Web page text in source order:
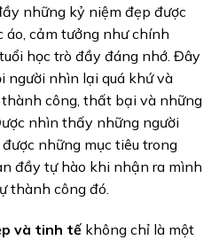
những kỷ niệm đẹp được
áo, cảm tưởng như chính
học trò đầy đáng nhớ. Đây
người nhìn lại quá khứ và
công, thất bại và những
nhìn thấy những người
những mục tiêu trong
đầy tự hào khi nhận ra mình
thành công đó.
và tinh tế không chỉ là một